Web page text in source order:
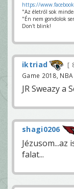
https://
"Az életről sok
"Én nem gondolok
Don't blink!
iktriad
Game 2018,
JR Sweazy a
shagi0206
Jézusom...az
falat...